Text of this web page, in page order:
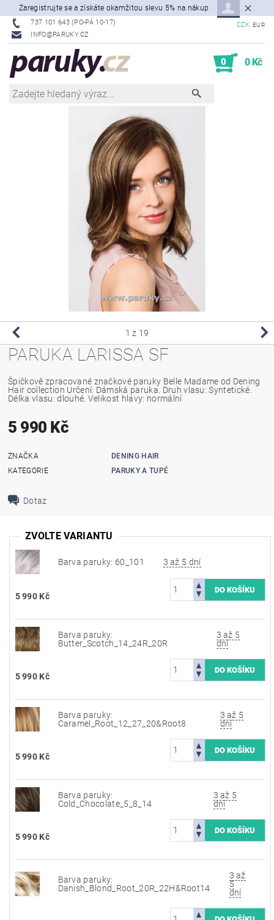
Zaregistrujte se a získáte okamžitou slevu 5% na nákup
737 101 643 (PO-PÁ 10-17)
INFO@PARUKY.CZ
CZK EUR
0 0 Kč
1 z 19
PARUKA LARISSA SF
Špičkově zpracované značkové paruky Belle Madame od Dening
Hair collection Určení: Dámská paruka. Druh vlasu: Syntetické.
Délka vlasu: dlouhé. Velikost hlavy: normální
5 990 Kč
ZNAČKA
DENING HAIR
KATEGORIE
PARUKY A TUPÉ
Dotaz
ZVOLTE VARIANTU
Barva paruky: 60_101 3 až 5 dní
5 990 Kč
Barva paruky:
Butter_Scotch_14_24R_20R
3 až 5
dní
5 990 Kč
Barva paruky:
Caramel_Root_12_27_20&Root8
3 až 5
dní
5 990 Kč
Barva paruky:
Cold_Chocolate_5_8_14
3 až 5
dní
5 990 Kč
Barva paruky:
Danish_Blond_Root_20R_22H&Root14
3 až
5
dní